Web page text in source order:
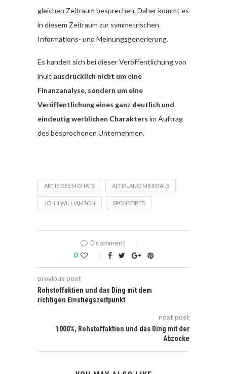
gleichen Zeitraum besprechen. Daher kommt es
in diesem Zeitraum zur symmetrischen
Informations- und Meinungsgenerierung.
Es handelt sich bei dieser Veröffentlichung von
inult ausdrücklich nicht um eine
Finanzanalyse, sondern um eine
Veröffentlichung eines ganz deutlich und
eindeutig werblichen Charakters im Auftrag
des besprochenen Unternehmen.
AKTIE DES MONATS ALTIPLANO MINERALS
JOHN WILLIAMSON SPONSORED
0 comment
0
previous post
Rohstoffaktien und das Ding mit dem
richtigen Einstiegszeitpunkt
next post
1000%, Rohstoffaktien und das Ding mit der
Abzocke